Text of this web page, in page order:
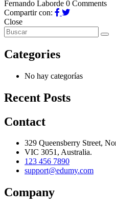
Fernando Laborde 0 Comments
Compartir con:
Close
Categories
No hay categorías
Recent Posts
Contact
329 Queensberry Street,
VIC 3051, Australia.
123 456 7890
support@edumy.com
Company